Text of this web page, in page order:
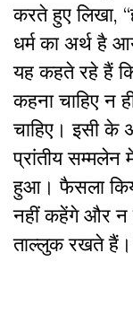
करते हुए लिखा,
धर्म का अर्थ है
यह कहते रहे हैं
कहना चाहिए न
चाहिए। इसी के
प्रांतीय सम्मलेन
हुआ। फैसला
नहीं कहेंगे और न
ताल्लुक रखते